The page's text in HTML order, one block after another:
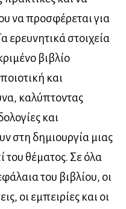
να προσφέρεται για
ερευνητικά στοιχεία
βιβλίο
και
καλύπτοντας
και
στη δημιουργία μιας
του θέματος. Σε όλα
του βιβλίου, οι
οι εμπειρίες και οι